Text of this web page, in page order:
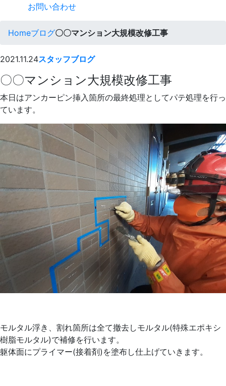
お問い合わせ
Homeブログ〇〇マンション大規模改修工事
2021.11.24スタッフブログ
〇〇マンション大規模改修工事
本日はアンカーピン挿入箇所の最終処理としてパテ処理を行っ
ています。
モルタル浮き、割れ箇所は全て撤去しモルタル(特殊エポキシ
樹脂モルタル)で補修を行います。
躯体面にプライマー(接着剤)を塗布し仕上げていきます。